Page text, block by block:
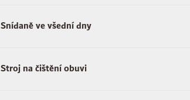
Snídaně ve všední dny
Stroj na čištění obuvi